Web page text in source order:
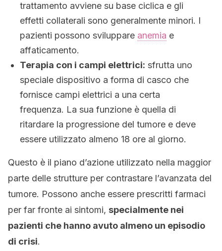
trattamento avviene su base ciclica e gli
effetti collaterali sono generalmente minori. I
pazienti possono sviluppare anemia e
affaticamento.
Terapia con i campi elettrici: sfrutta uno
speciale dispositivo a forma di casco che
fornisce campi elettrici a una certa
frequenza. La sua funzione è quella di
ritardare la progressione del tumore e deve
essere utilizzato almeno 18 ore al giorno.
Questo è il piano d’azione utilizzato nella maggior
parte delle strutture per contrastare l’avanzata del
tumore. Possono anche essere prescritti farmaci
per far fronte ai sintomi, specialmente nei
pazienti che hanno avuto almeno un episodio
di crisi.